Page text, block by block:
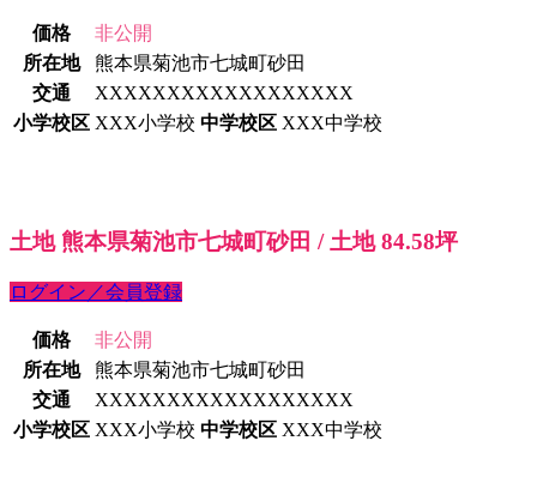
価格
非公開
所在地
熊本県菊池市七城町砂田
交通
XXXXXXXXXXXXXXXXXX
小学校区 XXX小学校 中学校区 XXX中学校
土地 熊本県菊池市七城町砂田 / 土地 84.58坪
ログイン／会員登録
価格
非公開
所在地
熊本県菊池市七城町砂田
交通
XXXXXXXXXXXXXXXXXX
小学校区 XXX小学校 中学校区 XXX中学校